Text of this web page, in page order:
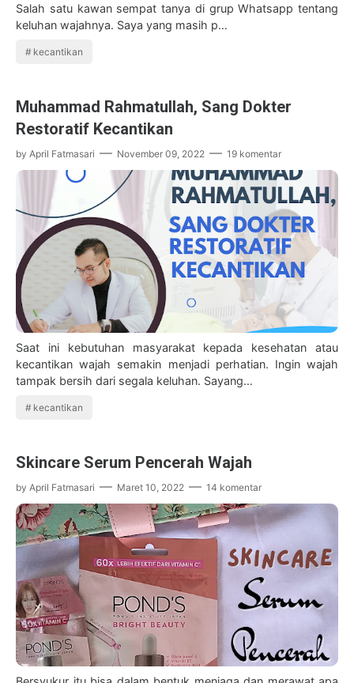
Salah satu kawan sempat tanya di grup Whatsapp tentang
keluhan wajahnya. Saya yang masih p…
kecantikan
Muhammad Rahmatullah, Sang Dokter
Restoratif Kecantikan
by April Fatmasari November 09, 2022 19 komentar
Saat ini kebutuhan masyarakat kepada kesehatan atau
kecantikan wajah semakin menjadi perhatian. Ingin wajah
tampak bersih dari segala keluhan. Sayang…
kecantikan
Skincare Serum Pencerah Wajah
by April Fatmasari Maret 10, 2022 14 komentar